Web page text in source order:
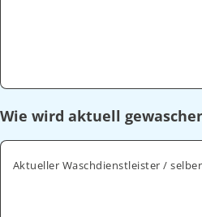
Wie wird aktuell
Aktueller Waschdienstleister /